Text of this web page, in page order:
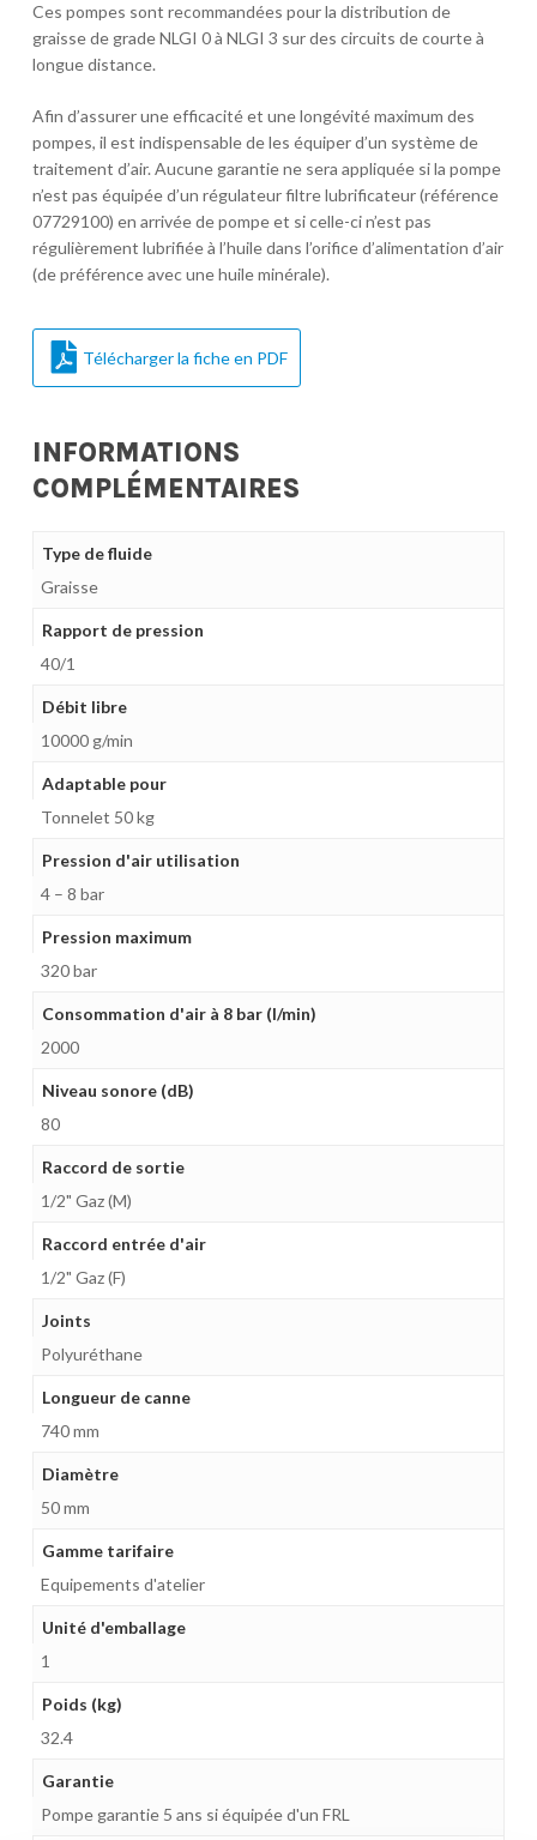
Ces pompes sont recommandées pour la distribution de
graisse de grade NLGI 0 à NLGI 3 sur des circuits de courte à
longue distance.
Afin d’assurer une efficacité et une longévité maximum des
pompes, il est indispensable de les équiper d’un système de
traitement d’air. Aucune garantie ne sera appliquée si la pompe
n’est pas équipée d’un régulateur filtre lubrificateur (référence
07729100) en arrivée de pompe et si celle-ci n’est pas
régulièrement lubrifiée à l’huile dans l’orifice d’alimentation d’air
(de préférence avec une huile minérale).
Télécharger la fiche en PDF
INFORMATIONS
COMPLÉMENTAIRES
Type de fluide
Graisse
Rapport de pression
40/1
Débit libre
10000 g/min
Adaptable pour
Tonnelet 50 kg
Pression d'air utilisation
4 – 8 bar
Pression maximum
320 bar
Consommation d'air à 8 bar (l/min)
2000
Niveau sonore (dB)
80
Raccord de sortie
1/2" Gaz (M)
Raccord entrée d'air
1/2" Gaz (F)
Joints
Polyuréthane
Longueur de canne
740 mm
Diamètre
50 mm
Gamme tarifaire
Equipements d'atelier
Unité d'emballage
1
Poids (kg)
32.4
Garantie
Pompe garantie 5 ans si équipée d'un FRL